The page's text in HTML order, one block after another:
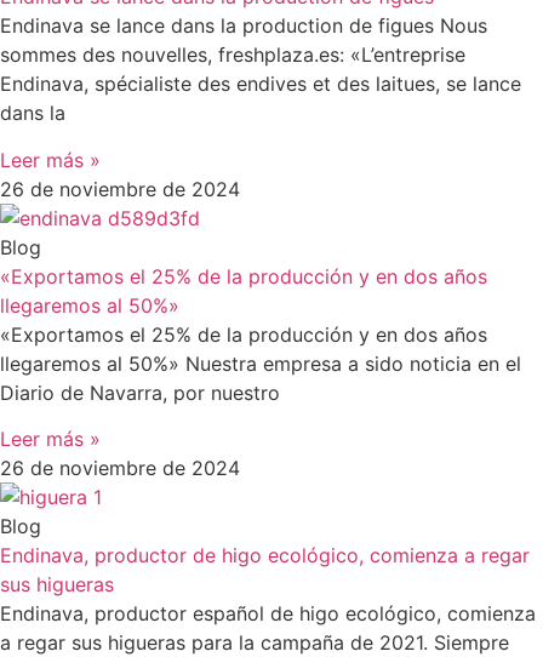
Endinava se lance dans la production de figues Nous
sommes des nouvelles, freshplaza.es: «L’entreprise
Endinava, spécialiste des endives et des laitues, se lance
dans la
Leer más »
26 de noviembre de 2024
Blog
«Exportamos el 25% de la producción y en dos años
llegaremos al 50%»
«Exportamos el 25% de la producción y en dos años
llegaremos al 50%» Nuestra empresa a sido noticia en el
Diario de Navarra, por nuestro
Leer más »
26 de noviembre de 2024
Blog
Endinava, productor de higo ecológico, comienza a regar
sus higueras
Endinava, productor español de higo ecológico, comienza
a regar sus higueras para la campaña de 2021. Siempre